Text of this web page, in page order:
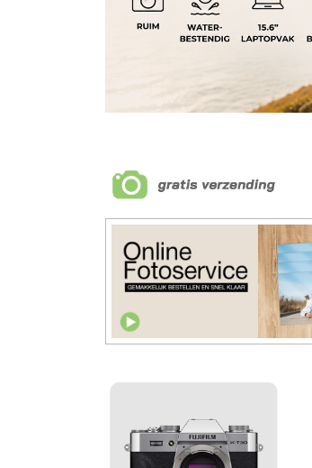
DJI Osmo Pocket 4
De nieuwe DJI Osmo Pocket
intern geheugen en een